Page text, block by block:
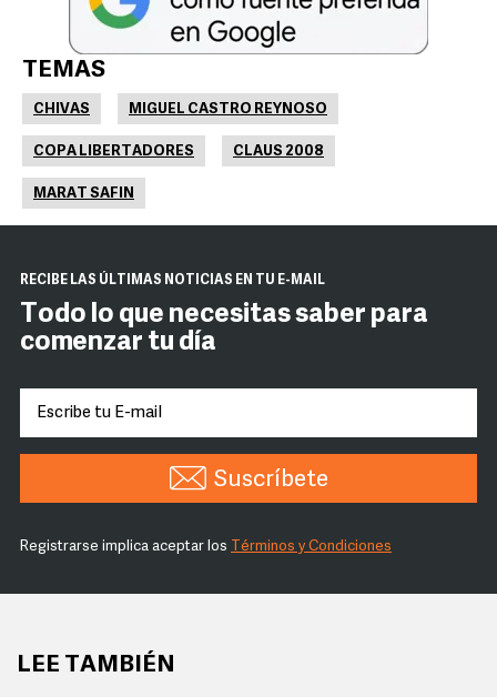
TEMAS
CHIVAS MIGUEL CASTRO REYNOSO
COPA LIBERTADORES CLAUS 2008
MARAT SAFIN
RECIBE LAS ÚLTIMAS NOTICIAS EN TU E-MAIL
Todo lo que necesitas saber para
comenzar tu día
Suscríbete
Registrarse implica aceptar los Términos y Condiciones
LEE TAMBIÉN